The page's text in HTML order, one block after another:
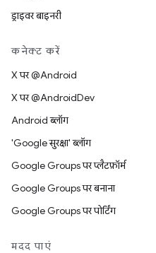
ड्राइवर बाइनरी
कनेक्ट करें
X पर @Android
X पर @AndroidDev
Android ब्लॉग
'Google सुरक्षा' ब्लॉग
Google Groups पर प्लैटफ़ॉर्म
Google Groups पर बनाना
Google Groups पर पोर्टिंग
मदद पाएं